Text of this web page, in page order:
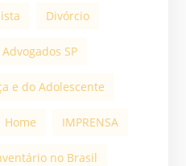
Divórcio
SP
e do Adolescente
Home IMPRENSA
no Brasil